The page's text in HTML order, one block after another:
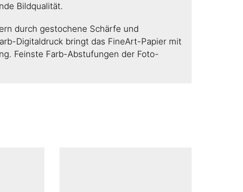
Bildqualität.
durch gestochene Schärfe und
Digitaldruck bringt das FineArt-Papier mit
Feinste Farb-Abstufungen der Foto-